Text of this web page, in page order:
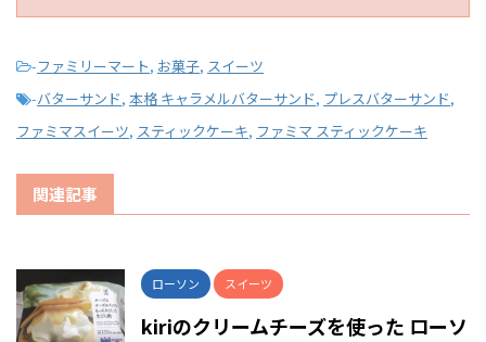
-ファミリーマート, お菓子, スイーツ
-バターサンド, 本格 キャラメルバターサンド, プレスバターサンド,
ファミマスイーツ, スティックケーキ, ファミマ スティックケーキ
関連記事
ローソン スイーツ
kiriのクリームチーズを使った ローソ